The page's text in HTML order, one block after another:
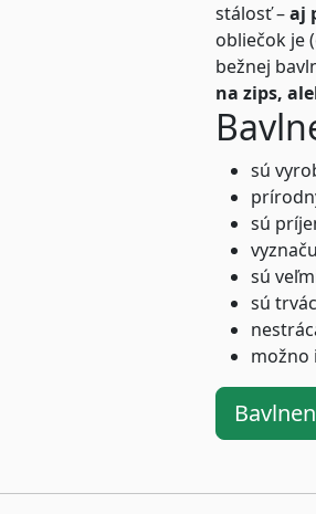
stálosť –aj
obliečok je
bežnej
na zips,
sú
sú
sú
sú
možno